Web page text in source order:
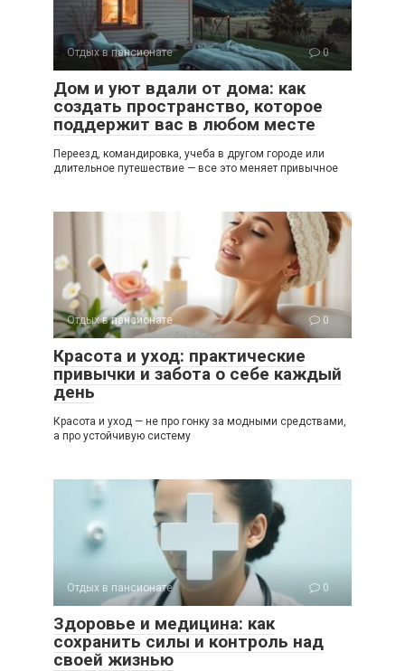
Отдых в пансионате 0
Дом и уют вдали от дома: как
создать пространство, которое
поддержит вас в любом месте
Переезд, командировка, учеба в другом городе или
длительное путешествие — все это меняет привычное
Отдых в пансионате 0
Красота и уход: практические
привычки и забота о себе каждый
день
Красота и уход — не про гонку за модными средствами,
а про устойчивую систему
Отдых в пансионате 0
Здоровье и медицина: как
сохранить силы и контроль над
своей жизнью